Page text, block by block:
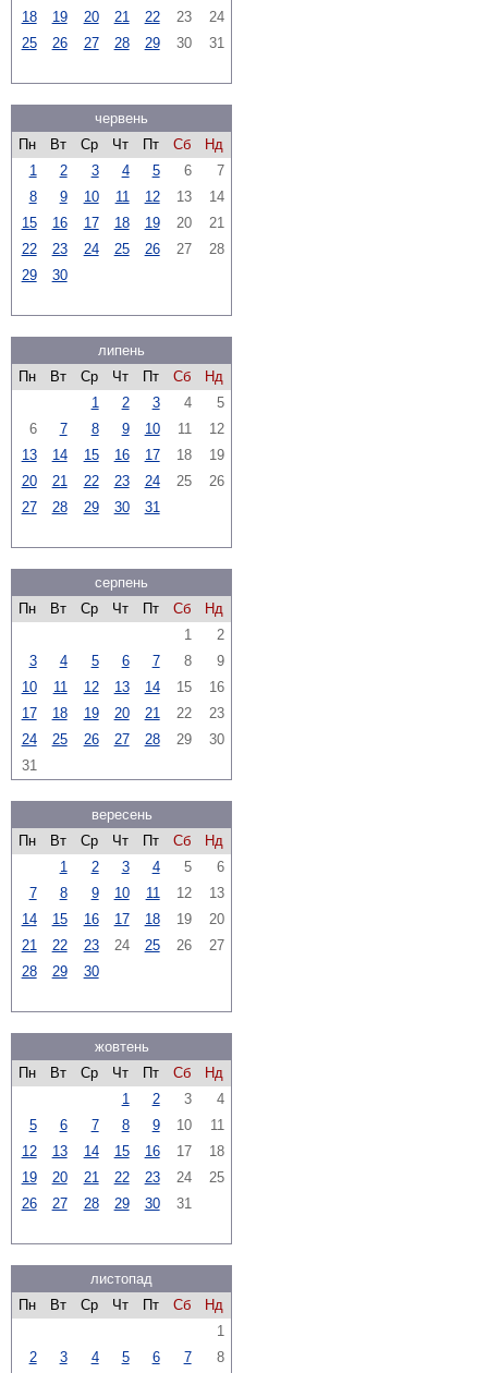
18
19 20 21 22 23
24
25
26 27 28 29 30 31
червень
Пн
Вт Ср Чт Пт Сб
Нд
1
2 3 4 5 6
7
8
9 10 11 12 13
14
15
16 17 18 19 20
21
22
23 24 25 26 27
28
29
30
липень
Пн
Вт Ср Чт Пт Сб
Нд
1
2 3 4
5
6
7 8 9 10 11
12
13
14 15 16 17 18
19
20
21 22 23 24 25
26
27
28 29 30 31
серпень
Пн
Вт Ср Чт Пт Сб
Нд
1
2
3
4 5 6 7 8
9
10
11 12 13 14 15
16
17
18 19 20 21 22
23
24
25 26 27 28 29
30
31
вересень
Пн
Вт Ср Чт Пт Сб
Нд
1
2 3 4 5
6
7
8 9 10 11 12
13
14
15 16 17 18 19
20
21
22 23 24 25 26
27
28
29 30
жовтень
Пн
Вт Ср Чт Пт Сб
Нд
1
2 3
4
5
6 7 8 9 10
11
12
13 14 15 16 17
18
19
20 21 22 23 24
25
26
27 28 29 30 31
листопад
Пн
Вт Ср Чт Пт Сб
Нд
1
2
3 4 5 6 7
8